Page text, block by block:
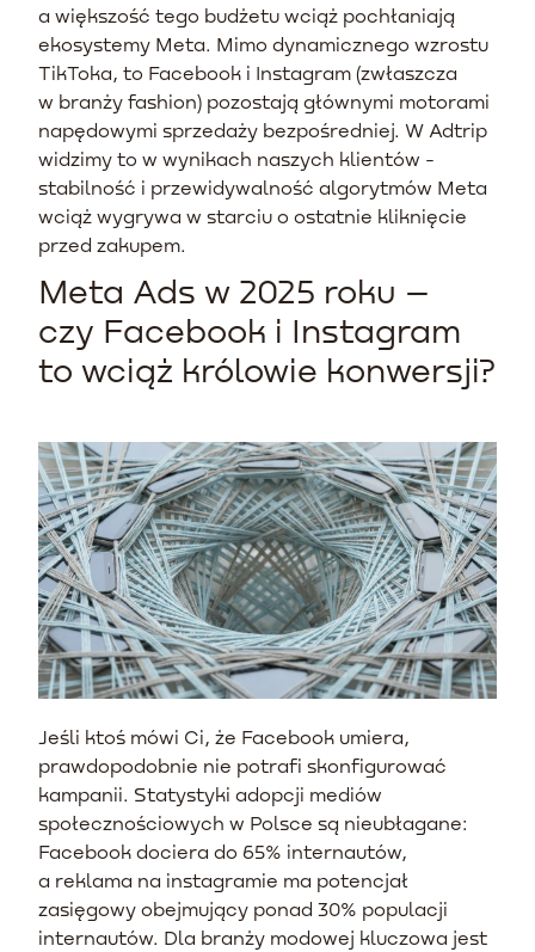
a większość tego budżetu wciąż pochłaniają
ekosystemy Meta. Mimo dynamicznego wzrostu
TikToka, to Facebook i Instagram (zwłaszcza
w branży fashion) pozostają głównymi motorami
napędowymi sprzedaży bezpośredniej. W Adtrip
widzimy to w wynikach naszych klientów -
stabilność i przewidywalność algorytmów Meta
wciąż wygrywa w starciu o ostatnie kliknięcie
przed zakupem.
Meta Ads w 2025 roku –
czy Facebook i Instagram
to wciąż królowie konwersji?
Jeśli ktoś mówi Ci, że Facebook umiera,
prawdopodobnie nie potrafi skonfigurować
kampanii. Statystyki adopcji mediów
społecznościowych w Polsce są nieubłagane:
Facebook dociera do 65% internautów,
a reklama na instagramie ma potencjał
zasięgowy obejmujący ponad 30% populacji
internautów. Dla branży modowej kluczowa jest